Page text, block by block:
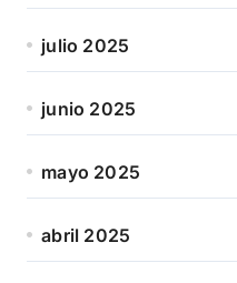
julio 2025
junio 2025
mayo 2025
abril 2025